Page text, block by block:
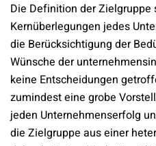
Die Definition der Zielgruppe
Kernüberlegungen jedes
die Berücksichtigung der
Wünsche der
keine Entscheidungen
zumindest eine grobe
jeden Unternehmenserfolg
die Zielgruppe aus einer